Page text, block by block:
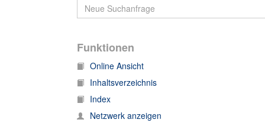
Funktionen
Online Ansicht
Inhaltsverzeichnis
Index
Netzwerk anzeigen